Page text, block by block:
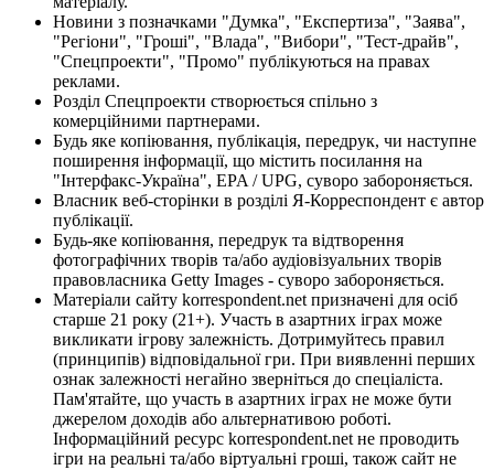
Новини з позначками "Думка", "Експертиза", "Заява",
"Регіони", "Гроші", "Влада", "Вибори", "Тест-драйв",
"Спецпроекти", "Промо" публікуються на правах
реклами.
Розділ Спецпроекти створюється спільно з
комерційними партнерами.
Будь яке копіювання, публікація, передрук, чи наступне
поширення інформації, що містить посилання на
"Інтерфакс-Україна", EPA / UPG, суворо забороняється.
Власник веб-сторінки в розділі Я-Корреспондент є автор
публікації.
Будь-яке копіювання, передрук та відтворення
фотографічних творів та/або аудіовізуальних творів
правовласника Getty Images - суворо забороняється.
Матеріали сайту korrespondent.net призначені для осіб
старше 21 року (21+). Участь в азартних іграх може
викликати ігрову залежність. Дотримуйтесь правил
(принципів) відповідальної гри. При виявленні перших
ознак залежності негайно зверніться до спеціаліста.
Пам'ятайте, що участь в азартних іграх не може бути
джерелом доходів або альтернативою роботі.
Інформаційний ресурс korrespondent.net не проводить
ігри на реальні та/або віртуальні гроші, також сайт не